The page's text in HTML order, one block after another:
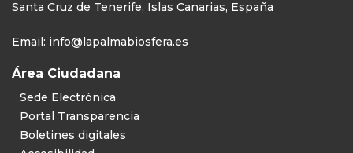
Santa Cruz de Tenerife, Islas Canarias, España
Email: info@lapalmabiosfera.es
Área Ciudadana
Sede Electrónica
Portal Transparencia
Boletines digitales